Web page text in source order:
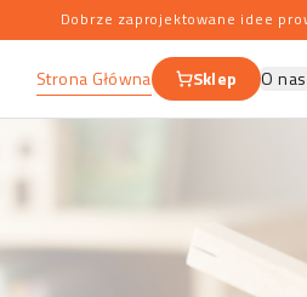
Dobrze zaprojektowane idee
Strona Główna Sklep O nas